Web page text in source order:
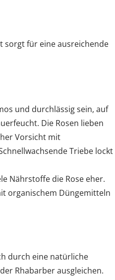
sorgt für eine ausreichende
und durchlässig sein, auf
Die Rosen lieben
Vorsicht mit
Triebe lockt
Nährstoffe die Rose eher.
organischem Düngemitteln
durch eine natürliche
Rhabarber ausgleichen.